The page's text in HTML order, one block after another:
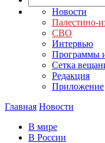
Новости
Палестино-
СВО
Интервью
Программы
Сетка
Редакция
Приложение
Главная Новости
В мире
В России